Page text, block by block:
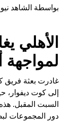
بواسطة الشاهد
الأهلي
لمواجهة
غادرت بعثة فريق
إلى كوت ديفوار،
السبت المقبل.
دور المجموعات